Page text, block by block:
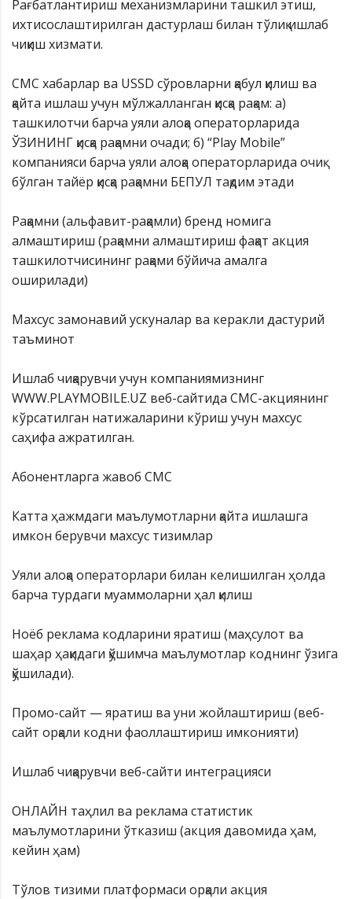
Рағбатлантириш механизмларини ташкил этиш,
ихтисослаштирилган дастурлаш билан тўлиқ ишлаб
чиқиш хизмати.
СМС хабарлар ва USSD сўровларни қабул қилиш ва
қайта ишлаш учун мўлжалланган қисқа рақам: а)
ташкилотчи барча уяли алоқа операторларида
ЎЗИНИНГ қисқа рақамни очади; б) “Play Mobile”
компанияси барча уяли алоқа операторларида очиқ
бўлган тайёр қисқа рақамни БEПУЛ тақдим этади
Рақамни (альфавит-рақамли) бренд номига
алмаштириш (рақамни алмаштириш фақат акция
ташкилотчисининг рақами бўйича амалга
оширилади)
Махсус замонавий ускуналар ва керакли дастурий
таъминот
Ишлаб чиқарувчи учун компаниямизнинг
WWW.PLAYMOBILE.UZ веб-сайтида СМС-акциянинг
кўрсатилган натижаларини кўриш учун махсус
саҳифа ажратилган.
Абонентларга жавоб СМС
Катта ҳажмдаги маълумотларни қайта ишлашга
имкон берувчи махсус тизимлар
Уяли алоқа операторлари билан келишилган ҳолда
барча турдаги муаммоларни ҳал қилиш
Ноёб реклама кодларини яратиш (маҳсулот ва
шаҳар ҳақидаги қўшимча маълумотлар коднинг ўзига
қўшилади).
Промо-сайт — яратиш ва уни жойлаштириш (веб-
сайт орқали кодни фаоллаштириш имконияти)
Ишлаб чиқарувчи веб-сайти интеграцияси
ОНЛАЙН таҳлил ва реклама статистик
маълумотларини ўтказиш (акция давомида ҳам,
кейин ҳам)
Тўлов тизими платформаси орқали акция